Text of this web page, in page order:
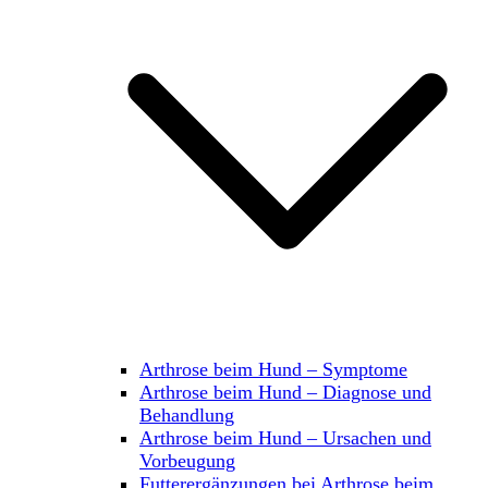
Arthrose beim Hund – Symptome
Arthrose beim Hund – Diagnose und
Behandlung
Arthrose beim Hund – Ursachen und
Vorbeugung
Futterergänzungen bei Arthrose beim